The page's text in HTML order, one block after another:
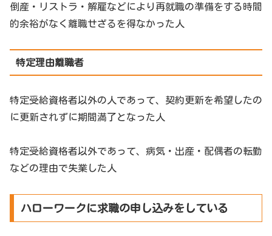
倒産・リストラ・解雇などにより再就職の準備をする時間
的余裕がなく離職せざるを得なかった人
特定理由離職者
特定受給資格者以外の人であって、契約更新を希望したの
に更新されずに期間満了となった人
特定受給資格者以外であって、病気・出産・配偶者の転勤
などの理由で失業した人
ハローワークに求職の申し込みをしている